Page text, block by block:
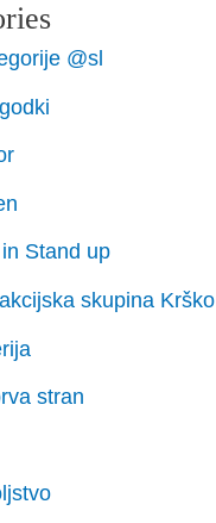
@sl
Stand up
skupina Krško
stran